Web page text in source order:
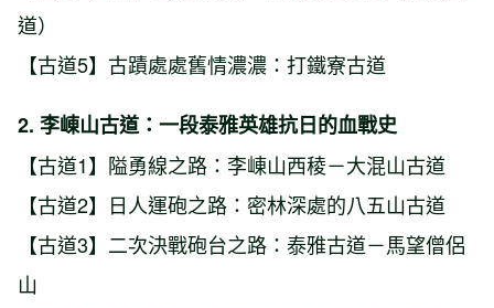
道）
【古道5】古蹟處處舊情濃濃：打鐵寮古道
2. 李崠山古道：一段泰雅英雄抗日的血戰史
【古道1】隘勇線之路：李崠山西稜－大混山古道
【古道2】日人運砲之路：密林深處的八五山古道
【古道3】二次決戰砲台之路：泰雅古道－馬望僧侶
山